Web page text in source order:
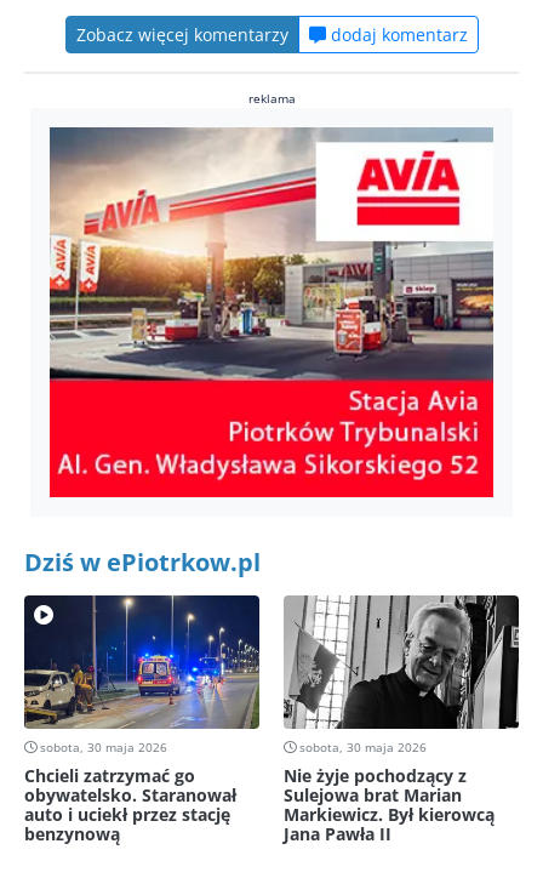
Zobacz więcej komentarzy dodaj komentarz
reklama
Dziś w ePiotrkow.pl
sobota, 30 maja 2026
Chcieli zatrzymać go
obywatelsko. Staranował
auto i uciekł przez stację
benzynową
sobota, 30 maja 2026
Nie żyje pochodzący z
Sulejowa brat Marian
Markiewicz. Był kierowcą
Jana Pawła II